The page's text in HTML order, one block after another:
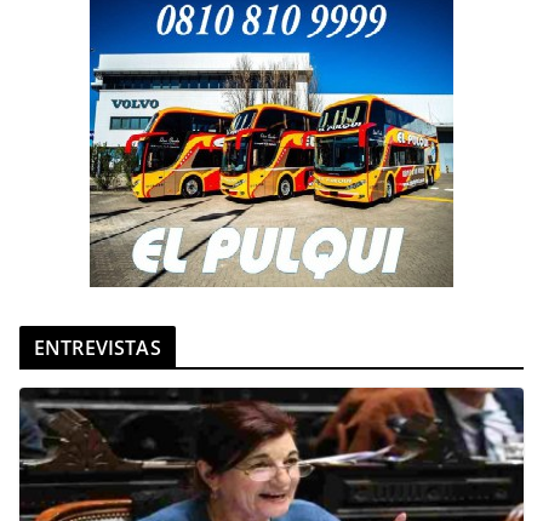
ENTREVISTAS